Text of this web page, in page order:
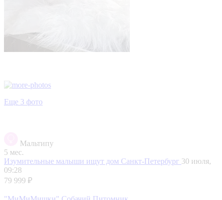
Еще 3 фото
Мальтипу
5 мес.
Изумительные малыши ищут дом Санкт-Петербург 30 июля,
09:28
79 999 ₽